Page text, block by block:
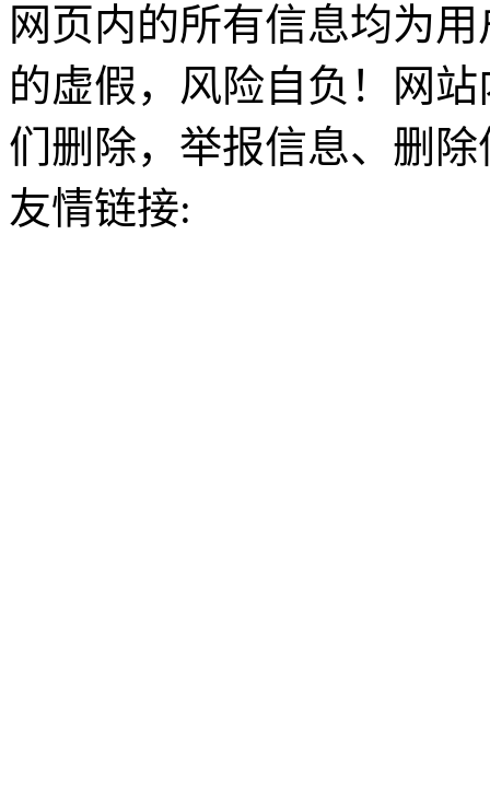
网页内的所有信息均为
的虚假，风险自负！网
们删除，举报信息、删
友情链接: